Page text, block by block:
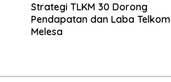
Strategi TLKM 30 Dorong
Pendapatan dan Laba Telkom
Melesa